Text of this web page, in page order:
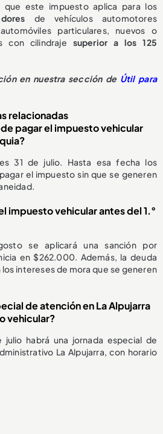
que este impuesto aplica para los
de vehículos automotores
particulares, nuevos o
con cilindraje superior a los 125
en nuestra sección de Útil para
relacionadas
pagar el impuesto vehicular
31 de julio. Hasta esa fecha los
el impuesto sin que se generen
impuesto vehicular antes del 1.°
se aplicará una sanción por
en $262.000. Además, la deuda
intereses de mora que se generen
de atención en La Alpujarra
vehicular?
habrá una jornada especial de
La Alpujarra, con horario